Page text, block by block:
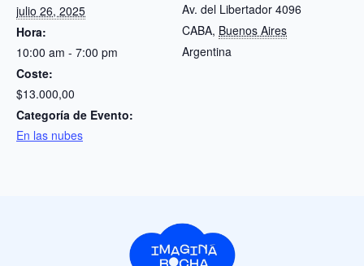
julio 26, 2025
Hora:
10:00 am - 7:00 pm
Coste:
$13.000,00
Categoría de Evento:
En las nubes
Av. del Libertador 4096
CABA, Buenos Aires
Argentina